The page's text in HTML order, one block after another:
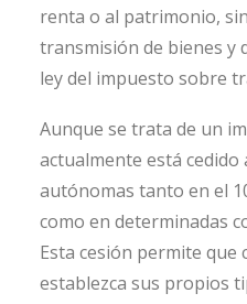
renta o al patrimonio,
transmisión de bienes y
ley del impuesto sobre
Aunque se trata de un
actualmente está cedido
autónomas tanto en el
como en determinadas
Esta cesión permite que
establezca sus propios